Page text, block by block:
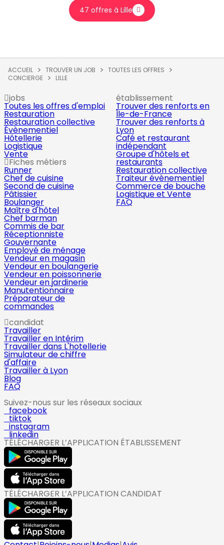
47 offres à Lille
ACCUEIL TROUVER UN JOB
TOUTES LES OFFRES
CONCIERGE
LILLE
jobs
Toutes les offres d'emploi
Restauration
Restauration collective
Évènementiel
Hôtellerie
Logistique
Vente
Fiches métiers
Runner
Chef de cuisine
Second de cuisine
Pâtissier
Boulanger
Maître d'hôtel
Chef barman
Commis de bar
Réceptionniste
Gouvernante
Employé de ménage
Vendeur en magasin
Vendeur en boulangerie
Vendeur en poissonnerie
Vendeur en jardinerie
Manutentionnaire
Préparateur de
commandes
établissement
Trouver des renforts en
Île-de-France
Trouver des renforts à
Lyon
Café et restaurant
indépendant
Groupe d'hôtels et
restaurants
Restauration collective
Traiteur évènementiel
Commerce de bouche
Logistique et Vente
FAQ
candidat
Travailler
Travailler en Intérim
Travailler dans L'hotellerie
Simulateur de chiffre
d'affaire
Travailler à Lyon
Blog
FAQ
Suivez-nous sur les réseaux sociaux
facebook
tiktok
instagram
linkedin
TÉLÉCHARGER L’APPLICATION ÉTABLISSEMENT
TÉLÉCHARGER L’APPLICATION CANDIDAT